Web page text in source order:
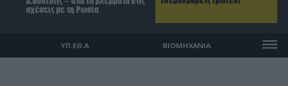
σχέσεις με τη Ρωσία
ΥΠ.ΕΘ.Α ΒΙΟΜΗΧΑΝΙΑ